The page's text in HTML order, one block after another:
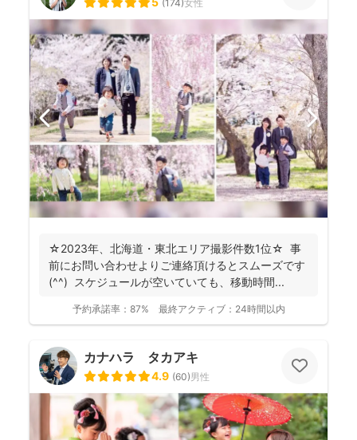
(174)女性
☆2023年、北海道・東北エリア撮影件数1位☆ 事
前にお問い合わせよりご連絡頂けるとスムーズです
(^^) スケジュールが空いていても、移動時間...
予約承諾率： 87% 最終アクティブ： 24時間以内
カナハラ タカアキ
4.9 (60)男性